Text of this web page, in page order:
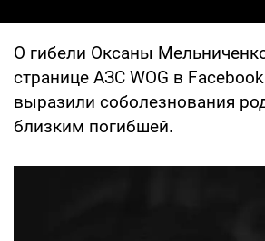
О гибели Оксаны
странице АЗС WOG в
выразили соболезнования
близким погибшей.